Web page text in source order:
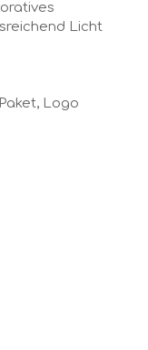
Licht
Logo